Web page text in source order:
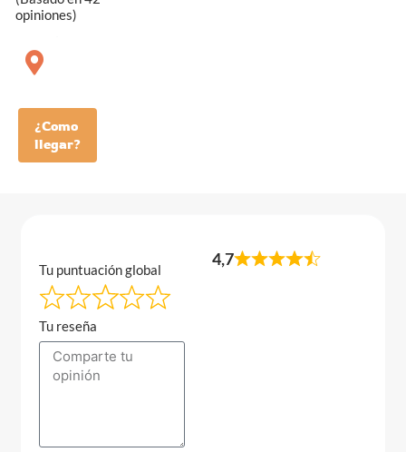
opiniones)
¿Como
llegar?
Tu puntuación global
Tu reseña
4,7